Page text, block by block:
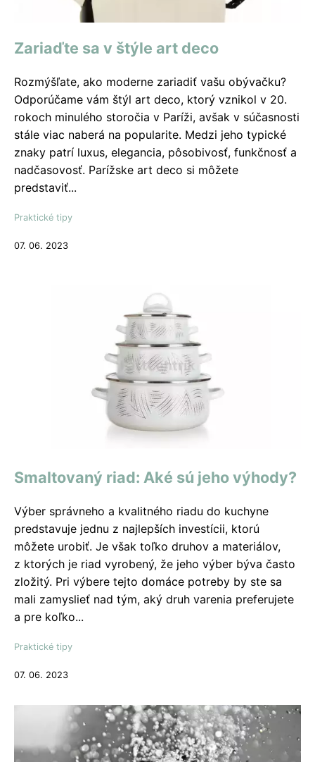
Zariaďte sa v štýle art deco
Rozmýšľate, ako moderne zariadiť vašu obývačku?
Odporúčame vám štýl art deco, ktorý vznikol v 20.
rokoch minulého storočia v Paríži, avšak v súčasnosti
stále viac naberá na popularite. Medzi jeho typické
znaky patrí luxus, elegancia, pôsobivosť, funkčnosť a
nadčasovosť. Parížske art deco si môžete
predstaviť...
Praktické tipy
07. 06. 2023
Smaltovaný riad: Aké sú jeho výhody?
Výber správneho a kvalitného riadu do kuchyne
predstavuje jednu z najlepších investícii, ktorú
môžete urobiť. Je však toľko druhov a materiálov,
z ktorých je riad vyrobený, že jeho výber býva často
zložitý. Pri výbere tejto domáce potreby by ste sa
mali zamyslieť nad tým, aký druh varenia preferujete
a pre koľko...
Praktické tipy
07. 06. 2023